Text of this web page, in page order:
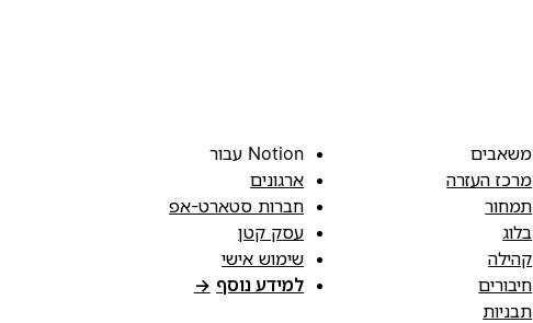
משאבים
מרכז העזרה
תמחור
בלוג
קהילה
חיבורים
תבניות
Notion עבור
ארגונים
חברות סטארט-אפ
עסק קטן
שימוש אישי
למידע נוסף →